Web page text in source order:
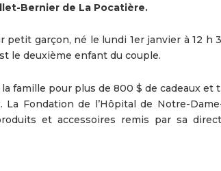
Bernier de La Pocatière.
garçon, né le lundi 1er janvier à 12 h
le deuxième enfant du couple.
famille pour plus de 800 $ de cadeaux et
Fondation de l’Hôpital de Notre-
et accessoires remis par sa